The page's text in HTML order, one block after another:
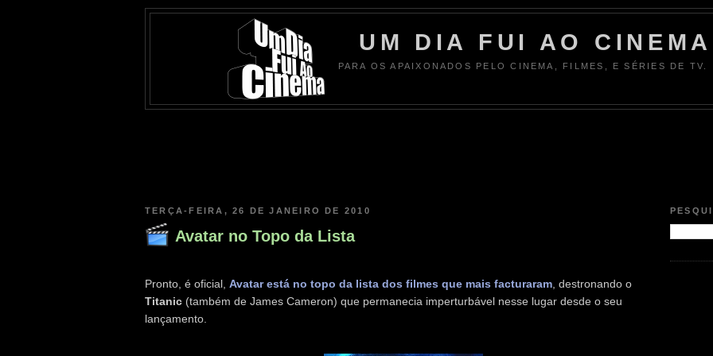
UM DIA FUI AO CINEMA
PARA OS APAIXONADOS PELO CINEMA, FILMES, E SÉRIES DE TV.
TERÇA-FEIRA, 26 DE JANEIRO DE 2010
Avatar no Topo da Lista
Pronto, é oficial, Avatar está no topo da lista dos filmes que mais facturaram , destronando o
Titanic (também de James Cameron) que permanecia imperturbável nesse lugar desde o seu
lançamento.